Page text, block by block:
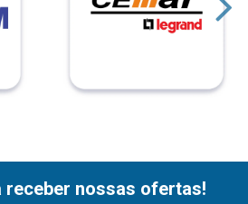
receber nossas ofertas!